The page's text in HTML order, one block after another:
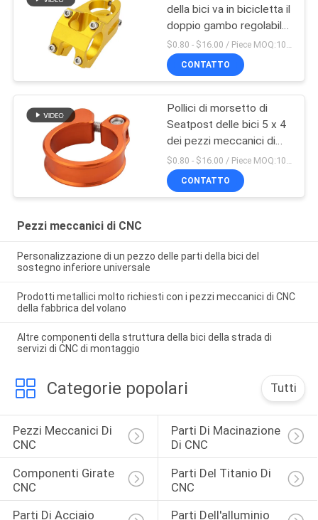
della bici va in bicicletta il
doppio gambo regolabile
fatto in Cina
$0.80 - $16.00 / Piece MOQ:10 pezzi
CONTATTO
Pollici di morsetto di
Seatpost delle bici 5 x 4
dei pezzi meccanici di
CNC di precisione
$0.80 - $16.00 / Piece MOQ:10 pezzi
CONTATTO
Pezzi meccanici di CNC
Personalizzazione di un pezzo delle parti della bici del
sostegno inferiore universale
Prodotti metallici molto richiesti con i pezzi meccanici di CNC
della fabbrica del volano
Altre componenti della struttura della bici della strada di
servizi di CNC di montaggio
Categorie popolari Tutti
Pezzi Meccanici Di
CNC
Parti Di Macinazione
Di CNC
Componenti Girate
CNC
Parti Del Titanio Di
CNC
Parti Di Acciaio
Parti Dell'alluminio